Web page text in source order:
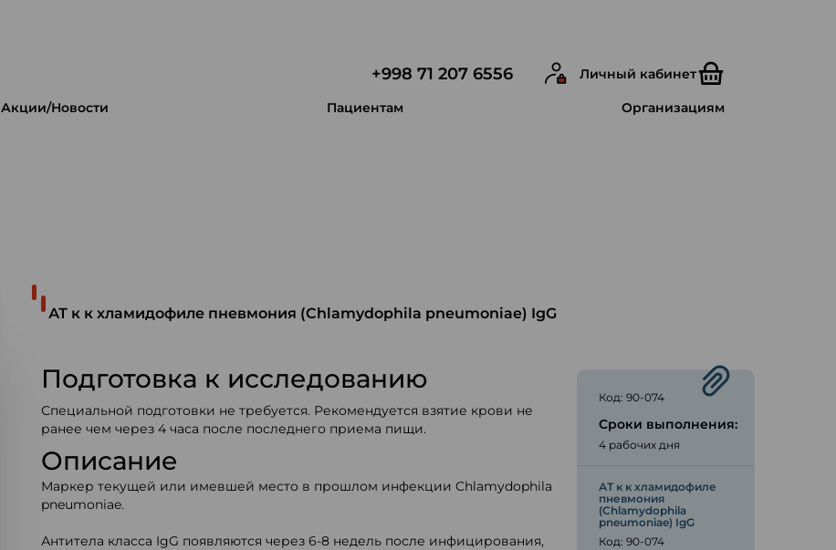
+998 71 207 6556 Личный кабинет
Акции/Новости Пациентам Организациям
АТ к к хламидофиле пневмония (Chlamydophila pneumoniae) IgG
Подготовка к исследованию
Специальной подготовки не требуется. Рекомендуется взятие крови не
ранее чем через 4 часа после последнего приема пищи.
Описание
Маркер текущей или имевшей место в прошлом инфекции Chlamydophila
pneumoniae.
Антитела класса IgG появляются через 6-8 недель после инфицирования,
Код: 90-074
Сроки выполнения:
4 рабочих дня
АТ к к хламидофиле
пневмония
(Chlamydophila
pneumoniae) IgG
Код: 90-074